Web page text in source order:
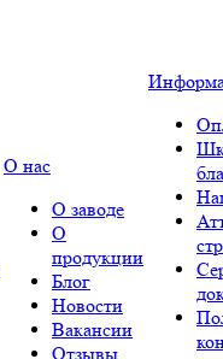
О нас
О заводе
О
продукции
Блог
Новости
Вакансии
Отзывы